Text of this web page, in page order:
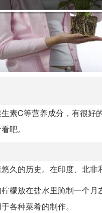
素C等营养成分，有很
吧。
久的历史。在印度、北非
檬放在盐水里腌制一个
各种菜肴的制作。